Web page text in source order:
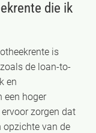
die ik
is
de loan-to-
en
een hoger
zorgen dat
opzichte van de